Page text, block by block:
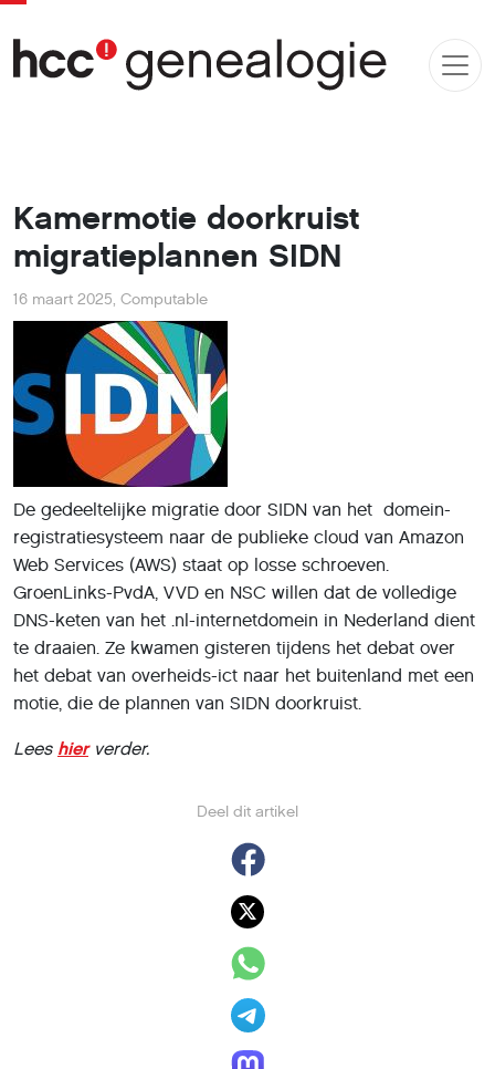
Kamermotie doorkruist
migratieplannen SIDN
Deel dit artikel
16 maart 2025, Computable
De gedeeltelijke migratie door SIDN van het domein-
registratiesysteem naar de publieke cloud van Amazon
Web Services (AWS) staat op losse schroeven.
GroenLinks-PvdA, VVD en NSC willen dat de volledige
DNS-keten van het .nl-internetdomein in Nederland dient
te draaien. Ze kwamen gisteren tijdens het debat over
het debat van overheids-ict naar het buitenland met een
motie, die de plannen van SIDN doorkruist.
Lees hierverder.